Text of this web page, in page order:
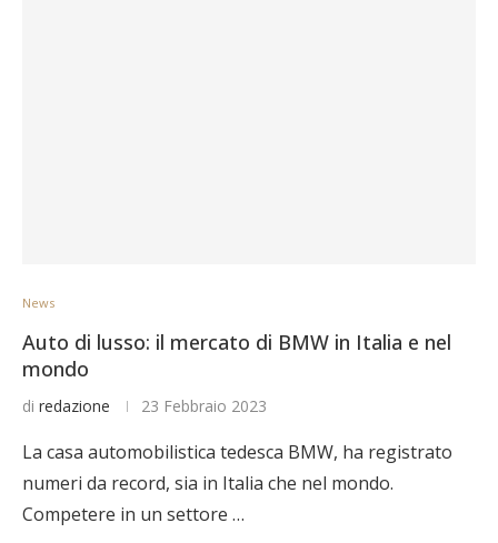
News
Auto di lusso: il mercato di BMW in Italia e nel
mondo
di redazione 23 Febbraio 2023
La casa automobilistica tedesca BMW, ha registrato
numeri da record, sia in Italia che nel mondo.
Competere in un settore …